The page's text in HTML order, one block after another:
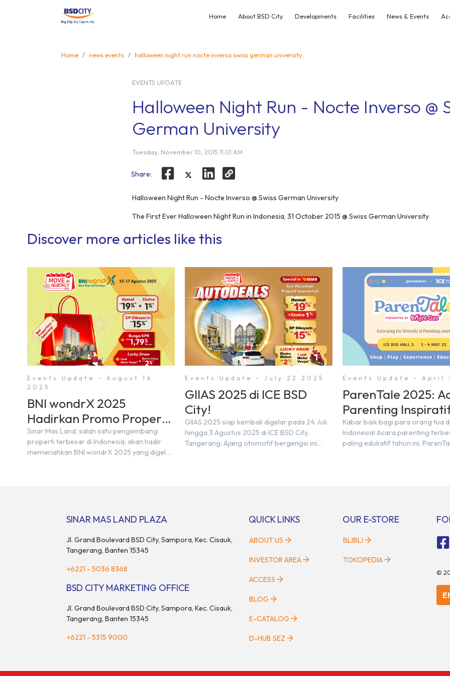
Home About BSD City Developments Facilities News & Events
Home news events halloween night run nocte inverso swiss german university
EVENTS UPDATE
Halloween Night Run - Nocte Inverso @
German University
Tuesday, November 10, 2015 11:01 AM
Share:
Halloween Night Run - Nocte Inverso @ Swiss German University
The First Ever Halloween Night Run in Indonesia, 31 October 2015 @ Swiss German University
Discover more articles like this
Events Update - August 14
2025
BNI wondrX 2025
Hadirkan Promo Properti
& Hadiah Eksklusif
Sinar Mas Land, salah satu pengembang
properti terbesar di Indonesia, akan hadir
memeriahkan BNI wondrX 2025 yang digelar
dan pengalaman berbeda bagi para pencari
Events Update - July 22 2025
GIIAS 2025 di ICE BSD
City!
GIIAS 2025 siap kembali digelar pada 24 Juli
hingga 3 Agustus 2025 di ICE BSD City,
Tangerang. Ajang otomotif bergengsi ini
Events Update - April
ParenTale 2025:
Parenting
di BSD City!
Kabar baik bagi para orang tua
Indonesia! Acara parenting
paling edukatif tahun ini,
SINAR MAS LAND PLAZA
Jl. Grand Boulevard BSD City, Sampora, Kec. Cisauk,
Tangerang, Banten 15345
+6221 - 5036 8368
BSD CITY MARKETING OFFICE
Jl. Grand Boulevard BSD City, Sampora, Kec. Cisauk,
Tangerang, Banten 15345
+6221 - 5315 9000
QUICK LINKS
ABOUT US
INVESTOR AREA
ACCESS
BLOG
E-CATALOG
D-HUB SEZ
OUR E-STORE
BLIBLI
TOKOPEDIA
©